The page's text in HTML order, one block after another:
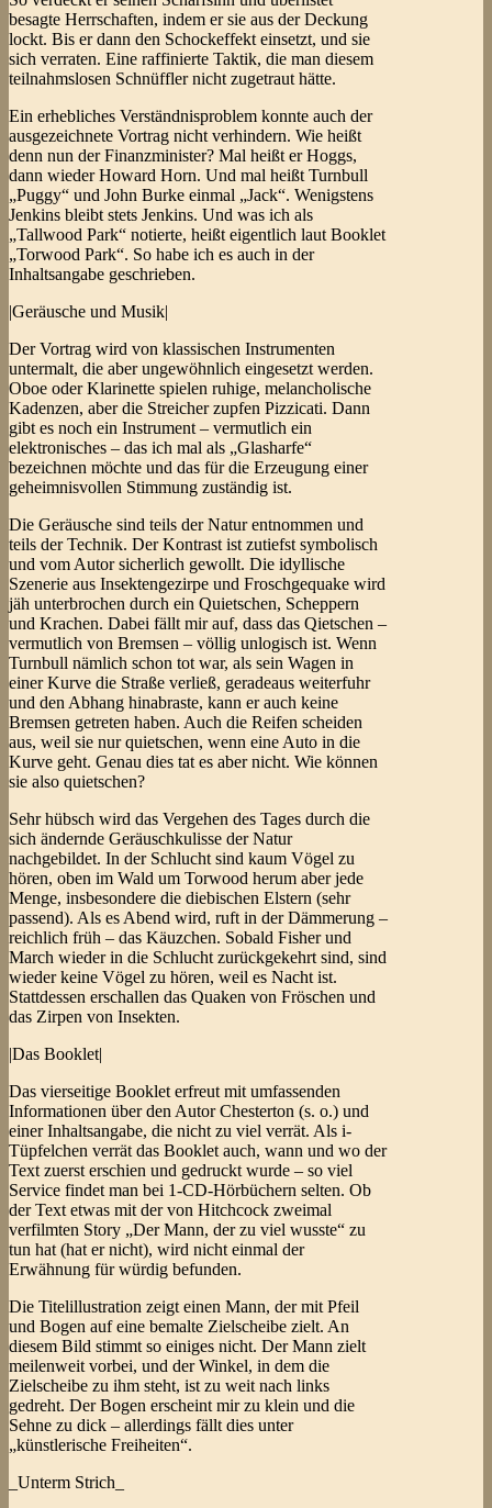
besagte Herrschaften, indem er sie aus der Deckung
lockt. Bis er dann den Schockeffekt einsetzt, und sie
sich verraten. Eine raffinierte Taktik, die man diesem
teilnahmslosen Schnüffler nicht zugetraut hätte.
Ein erhebliches Verständnisproblem konnte auch der
ausgezeichnete Vortrag nicht verhindern. Wie heißt
denn nun der Finanzminister? Mal heißt er Hoggs,
dann wieder Howard Horn. Und mal heißt Turnbull
„Puggy“ und John Burke einmal „Jack“. Wenigstens
Jenkins bleibt stets Jenkins. Und was ich als
„Tallwood Park“ notierte, heißt eigentlich laut Booklet
„Torwood Park“. So habe ich es auch in der
Inhaltsangabe geschrieben.
|Geräusche und Musik|
Der Vortrag wird von klassischen Instrumenten
untermalt, die aber ungewöhnlich eingesetzt werden.
Oboe oder Klarinette spielen ruhige, melancholische
Kadenzen, aber die Streicher zupfen Pizzicati. Dann
gibt es noch ein Instrument – vermutlich ein
elektronisches – das ich mal als „Glasharfe“
bezeichnen möchte und das für die Erzeugung einer
geheimnisvollen Stimmung zuständig ist.
Die Geräusche sind teils der Natur entnommen und
teils der Technik. Der Kontrast ist zutiefst symbolisch
und vom Autor sicherlich gewollt. Die idyllische
Szenerie aus Insektengezirpe und Froschgequake wird
jäh unterbrochen durch ein Quietschen, Scheppern
und Krachen. Dabei fällt mir auf, dass das Qietschen –
vermutlich von Bremsen – völlig unlogisch ist. Wenn
Turnbull nämlich schon tot war, als sein Wagen in
einer Kurve die Straße verließ, geradeaus weiterfuhr
und den Abhang hinabraste, kann er auch keine
Bremsen getreten haben. Auch die Reifen scheiden
aus, weil sie nur quietschen, wenn eine Auto in die
Kurve geht. Genau dies tat es aber nicht. Wie können
sie also quietschen?
Sehr hübsch wird das Vergehen des Tages durch die
sich ändernde Geräuschkulisse der Natur
nachgebildet. In der Schlucht sind kaum Vögel zu
hören, oben im Wald um Torwood herum aber jede
Menge, insbesondere die diebischen Elstern (sehr
passend). Als es Abend wird, ruft in der Dämmerung –
reichlich früh – das Käuzchen. Sobald Fisher und
March wieder in die Schlucht zurückgekehrt sind, sind
wieder keine Vögel zu hören, weil es Nacht ist.
Stattdessen erschallen das Quaken von Fröschen und
das Zirpen von Insekten.
|Das Booklet|
Das vierseitige Booklet erfreut mit umfassenden
Informationen über den Autor Chesterton (s. o.) und
einer Inhaltsangabe, die nicht zu viel verrät. Als i-
Tüpfelchen verrät das Booklet auch, wann und wo der
Text zuerst erschien und gedruckt wurde – so viel
Service findet man bei 1-CD-Hörbüchern selten. Ob
der Text etwas mit der von Hitchcock zweimal
verfilmten Story „Der Mann, der zu viel wusste“ zu
tun hat (hat er nicht), wird nicht einmal der
Erwähnung für würdig befunden.
Die Titelillustration zeigt einen Mann, der mit Pfeil
und Bogen auf eine bemalte Zielscheibe zielt. An
diesem Bild stimmt so einiges nicht. Der Mann zielt
meilenweit vorbei, und der Winkel, in dem die
Zielscheibe zu ihm steht, ist zu weit nach links
gedreht. Der Bogen erscheint mir zu klein und die
Sehne zu dick – allerdings fällt dies unter
„künstlerische Freiheiten“.
_Unterm Strich_